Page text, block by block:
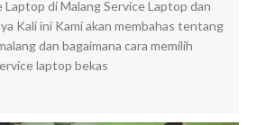
Laptop di Malang Service Laptop dan
Kali ini Kami akan membahas tentang
dan bagaimana cara memilih
laptop bekas